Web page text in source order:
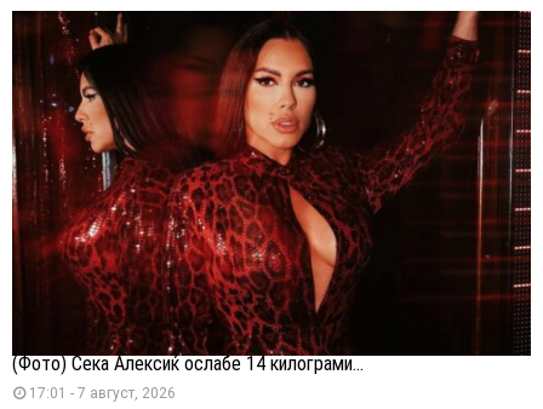
(Фото) Сека Алексиќ ослабе 14 килограми...
17:01 - 7 август, 2026